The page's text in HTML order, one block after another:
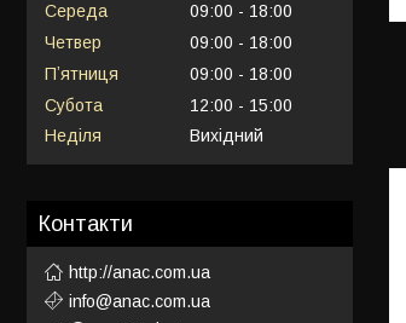
Середа
09:00
18:00
Четвер
09:00
18:00
Пʼятниця
09:00
18:00
Субота
12:00
15:00
Неділя
Вихідний
Контакти
http://anac.com.ua
info@anac.com.ua